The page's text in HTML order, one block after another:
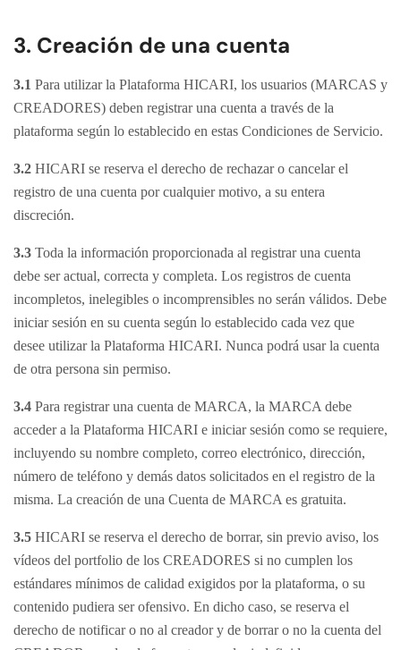
3. Creación de una cuenta
3.1 Para utilizar la Plataforma HICARI, los usuarios (MARCAS y
CREADORES) deben registrar una cuenta a través de la
plataforma según lo establecido en estas Condiciones de Servicio.
3.2 HICARI se reserva el derecho de rechazar o cancelar el
registro de una cuenta por cualquier motivo, a su entera
discreción.
3.3 Toda la información proporcionada al registrar una cuenta
debe ser actual, correcta y completa. Los registros de cuenta
incompletos, inelegibles o incomprensibles no serán válidos. Debe
iniciar sesión en su cuenta según lo establecido cada vez que
desee utilizar la Plataforma HICARI. Nunca podrá usar la cuenta
de otra persona sin permiso.
3.4 Para registrar una cuenta de MARCA, la MARCA debe
acceder a la Plataforma HICARI e iniciar sesión como se requiere,
incluyendo su nombre completo, correo electrónico, dirección,
número de teléfono y demás datos solicitados en el registro de la
misma. La creación de una Cuenta de MARCA es gratuita.
3.5 HICARI se reserva el derecho de borrar, sin previo aviso, los
vídeos del portfolio de los CREADORES si no cumplen los
estándares mínimos de calidad exigidos por la plataforma, o su
contenido pudiera ser ofensivo. En dicho caso, se reserva el
derecho de notificar o no al creador y de borrar o no la cuenta del